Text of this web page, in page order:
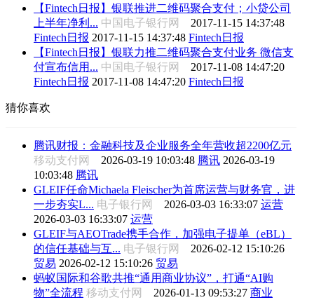
【Fintech日报】银联推进二维码聚合支付；小贷公司
上半年净利... 中国电子银行网 2017-11-15 14:37:48
Fintech日报 2017-11-15 14:37:48 Fintech日报
【Fintech日报】银联力推二维码聚合支付业务 微信支
付宣布信用... 中国电子银行网 2017-11-08 14:47:20
Fintech日报 2017-11-08 14:47:20 Fintech日报
猜你喜欢
腾讯财报：金融科技及企业服务全年营收超2200亿元
移动支付网 2026-03-19 10:03:48 腾讯 2026-03-19
10:03:48 腾讯
GLEIF任命Michaela Fleischer为首席运营与财务官，进
一步夯实L... 电子银行网 2026-03-03 16:33:07 运营
2026-03-03 16:33:07 运营
GLEIF与AEOTrade携手合作，加强电子提单（eBL）
的信任基础与互... 电子银行网 2026-02-12 15:10:26
贸易 2026-02-12 15:10:26 贸易
蚂蚁国际和谷歌共推“通用商业协议”，打通“AI购
物”全流程 移动支付网 2026-01-13 09:53:27 商业